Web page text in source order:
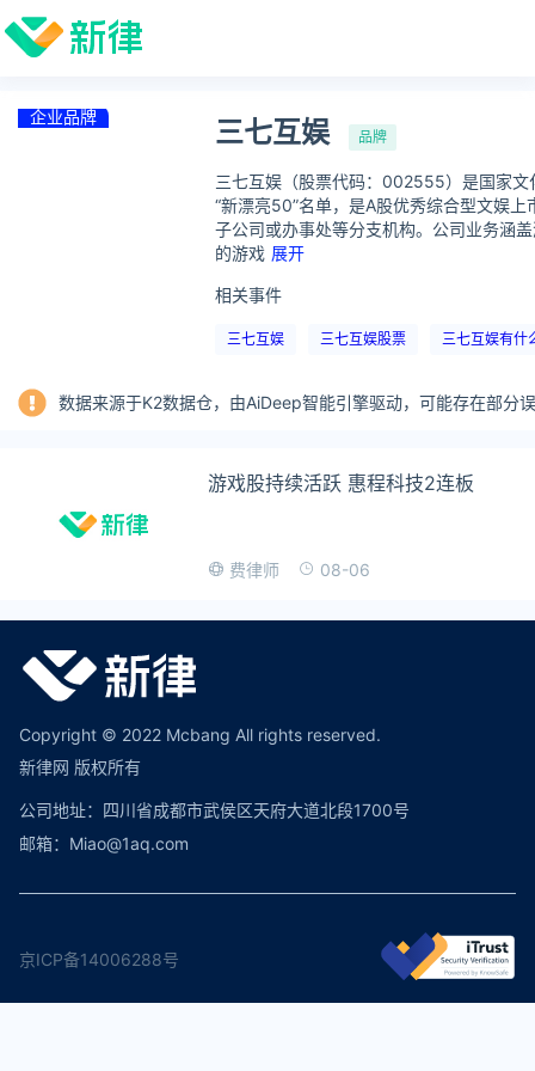
企业品牌 三七互娱 品牌
三七互娱（股票代码：002555）是国家
“新漂亮50”名单，是A股优秀综合型文娱
子公司或办事处等分支机构。公司业务涵
的游戏 展开
相关事件
三七互娱 三七互娱股票 三七互娱有什
数据来源于K2数据仓，由AiDeep智能引擎驱动，可能存在部分
游戏股持续活跃 惠程科技2连板
费律师 08-06
Copyright © 2022 Mcbang All rights reserved.
新律网 版权所有
公司地址：四川省成都市武侯区天府大道北段1700号
邮箱：Miao@1aq.com
京ICP备14006288号